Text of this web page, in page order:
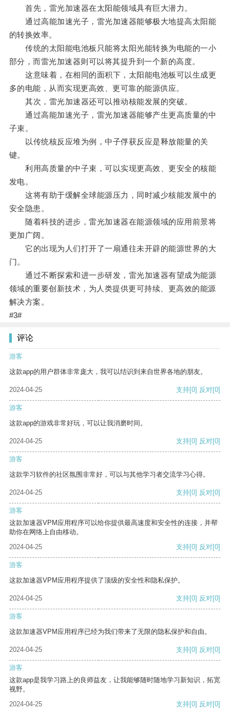
首先，雷光加速器在太阳能领域具有巨大潜力。
通过高能加速光子，雷光加速器能够极大地提高太阳能
的转换效率。
传统的太阳能电池板只能将太阳光能转换为电能的一小
部分，而雷光加速器则可以将其提升到一个新的高度。
这意味着，在相同的面积下，太阳能电池板可以生成更
多的电能，从而实现更高效、更可靠的能源供应。
其次，雷光加速器还可以推动核能发展的突破。
通过高能加速光子，雷光加速器能够产生更高质量的中
子束。
以传统核反应堆为例，中子俘获反应是释放能量的关
键。
利用高质量的中子束，可以实现更高效、更安全的核能
发电。
这将有助于缓解全球能源压力，同时减少核能发展中的
安全隐患。
随着科技的进步，雷光加速器在能源领域的应用前景将
更加广阔。
它的出现为人们打开了一扇通往未开辟的能源世界的大
门。
通过不断探索和进一步研发，雷光加速器有望成为能源
领域的重要创新技术，为人类提供更可持续、更高效的能源
解决方案。
#3#
评论
游客
这款app的用户群体非常庞大，我可以结识到来自世界各地的朋友。
2024-04-25 支持[0] 反对[0]
游客
这款app的游戏非常好玩，可以让我消磨时间。
2024-04-25 支持[0] 反对[0]
游客
这款学习软件的社区氛围非常好，可以与其他学习者交流学习心得。
2024-04-25 支持[0] 反对[0]
游客
这款加速器VPM应用程序可以给你提供最高速度和安全性的连接，并帮
助你在网络上自由移动。
2024-04-25
支持[0] 反对[0]
游客
这款加速器VPM应用程序提供了顶级的安全性和隐私保护。
2024-04-25 支持[0] 反对[0]
游客
这款加速器VPM应用程序已经为我们带来了无限的隐私保护和自由。
2024-04-25 支持[0] 反对[0]
游客
这款app是我学习路上的良师益友，让我能够随时随地学习新知识，拓宽
视野。
2024-04-25
支持[0] 反对[0]